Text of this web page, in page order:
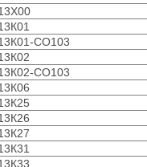
СО103
СО103